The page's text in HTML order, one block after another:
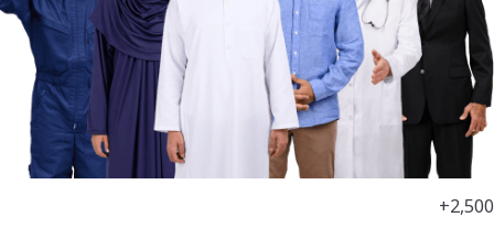
2,500+